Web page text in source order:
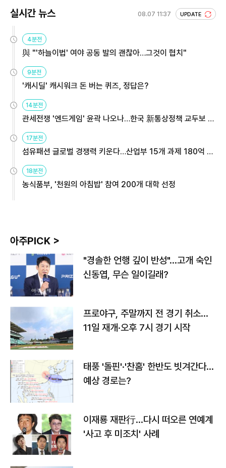
실시간 뉴스 08.07 11:37 UPDATE
4분전
與 "'하늘이법' 여야 공동 발의 괜찮아…그것이 협치"
9분전
'캐시딜' 캐시워크 돈 버는 퀴즈, 정답은?
14분전
관세전쟁 '엔드게임' 윤곽 나오나…한국 新통상정책 교두보 활
용해야
17분전
섬유패션 글로벌 경쟁력 키운다…산업부 15개 과제 180억 지
원
18분전
농식품부, '천원의 아침밥' 참여 200개 대학 선정
아주PICK >
"경솔한 언행 깊이 반성"…고개 숙인
신동엽, 무슨 일이길래?
프로야구, 주말까지 전 경기 취소…
11일 재개·오후 7시 경기 시작
태풍 '돌핀'·'찬홈' 한반도 빗겨간다…
예상 경로는?
이재룡 재판行…다시 떠오른 연예계
'사고 후 미조치' 사례